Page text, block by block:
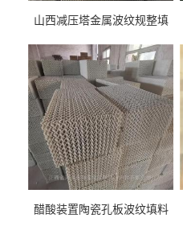
山西减压塔金属波纹规整填
料
醋酸装置陶瓷孔板波纹填料